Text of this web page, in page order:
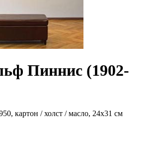
Пиннис (1902-
картон / холст / масло, 24x31 см